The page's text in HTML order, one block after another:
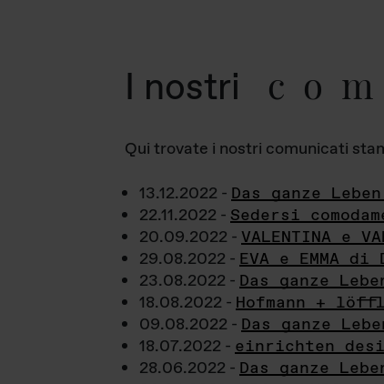
I nostri
Qui trovate i nostri comunicati
13.12.2022 - Das ganze
22.11.2022 - Sedersi
20.09.2022 - VALENTINA e
29.08.2022 - EVA e EMMA
23.08.2022 - Das ganze
18.08.2022 - Hofmann +
09.08.2022 - Das ganze
18.07.2022 - einrichten
28.06.2022 - Das ganze